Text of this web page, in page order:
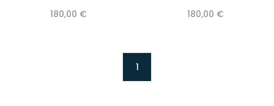
180,00 € 180,00 €
1